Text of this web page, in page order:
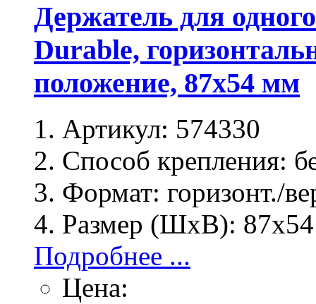
Держатель для
Durable,
положение, 87х54 мм
Артикул: 574330
Способ крепления:
Формат: горизонт./
Размер (ШхВ):
Подробнее ...
Цена: